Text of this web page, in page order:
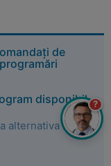
de
disponibil
alternativa.
?